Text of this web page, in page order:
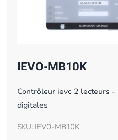
IEVO-MB10K
Contrôleur ievo 2 lecteurs
digitales
SKU: IEVO-MB10K